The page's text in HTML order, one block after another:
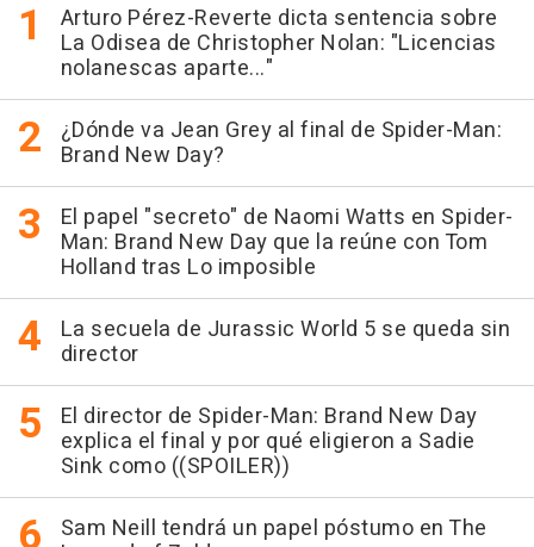
Arturo Pérez-Reverte dicta sentencia sobre
La Odisea de Christopher Nolan: "Licencias
nolanescas aparte..."
¿Dónde va Jean Grey al final de Spider-Man:
Brand New Day?
El papel "secreto" de Naomi Watts en Spider-
Man: Brand New Day que la reúne con Tom
Holland tras Lo imposible
La secuela de Jurassic World 5 se queda sin
director
El director de Spider-Man: Brand New Day
explica el final y por qué eligieron a Sadie
Sink como ((SPOILER))
Sam Neill tendrá un papel póstumo en The